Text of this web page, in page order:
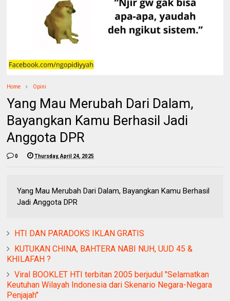
Home Opini
Yang Mau Merubah Dari Dalam,
Bayangkan Kamu Berhasil Jadi
Anggota DPR
0 Thursday, April 24, 2025
Yang Mau Merubah Dari Dalam, Bayangkan Kamu Berhasil
Jadi Anggota DPR
HTI DAN PARADOKS IKLAN GRATIS
KUTUKAN CHINA, BAHTERA NABI NUH, UUD 45 &
KHILAFAH ?
Viral BOOKLET HTI terbitan 2005 berjudul "Selamatkan
Keutuhan Wilayah Indonesia dari Skenario Negara-Negara
Penjajah"